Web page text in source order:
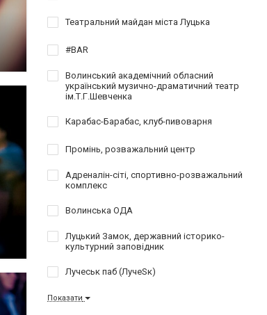
Театральний майдан міста Луцька
#BAR
Волинський академічний обласний
український музично-драматичний театр
ім.Т.Г.Шевченка
Карабас-Барабас, клуб-пивоварня
Промінь, розважальний центр
Адреналін-сіті, спортивно-розважальний
комплекс
Волинська ОДА
Луцький Замок, державний історико-
культурний заповідник
Лучеськ паб (ЛучеSк)
Показати